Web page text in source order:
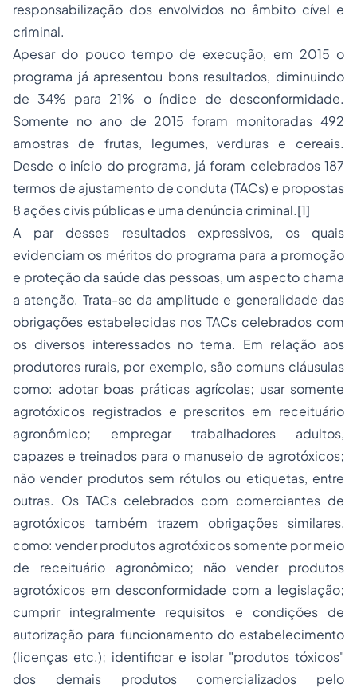
responsabilização dos envolvidos no âmbito cível e
criminal.
Apesar do pouco tempo de execução, em 2015 o
programa já apresentou bons resultados, diminuindo
de 34% para 21% o índice de desconformidade.
Somente no ano de 2015 foram monitoradas 492
amostras de frutas, legumes, verduras e cereais.
Desde o início do programa, já foram celebrados 187
termos de ajustamento de conduta (TACs) e propostas
8 ações civis públicas e uma denúncia criminal.[1]
A par desses resultados expressivos, os quais
evidenciam os méritos do programa para a promoção
e proteção da saúde das pessoas, um aspecto chama
a atenção. Trata-se da amplitude e generalidade das
obrigações estabelecidas nos TACs celebrados com
os diversos interessados no tema. Em relação aos
produtores rurais, por exemplo, são comuns cláusulas
como: adotar boas práticas agrícolas; usar somente
agrotóxicos registrados e prescritos em receituário
agronômico; empregar trabalhadores adultos,
capazes e treinados para o manuseio de agrotóxicos;
não vender produtos sem rótulos ou etiquetas, entre
outras. Os TACs celebrados com comerciantes de
agrotóxicos também trazem obrigações similares,
como: vender produtos agrotóxicos somente por meio
de receituário agronômico; não vender produtos
agrotóxicos em desconformidade com a legislação;
cumprir integralmente requisitos e condições de
autorização para funcionamento do estabelecimento
(licenças etc.); identificar e isolar "produtos tóxicos"
dos demais produtos comercializados pelo